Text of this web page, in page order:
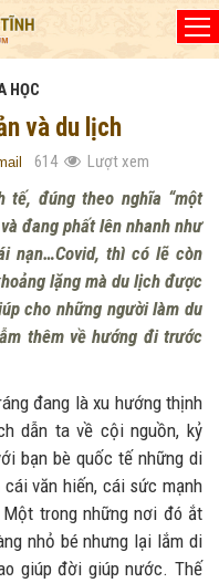
HỌC
và du lịch
614 Lượt xem
tế, đúng theo nghĩa “một
đang phất lên nhanh như
nạn…Covid, thì có lẽ còn
lặng mà du lịch được
cho những người làm du
thêm về hướng đi trước
đang là xu hướng thịnh
dẫn ta về cội nguồn, kỷ
bạn bè quốc tế những di
văn hiến, cái sức mạnh
trong những nơi đó ắt
nhỏ bé nhưng lại lắm di
giúp đời giúp nước. Thế